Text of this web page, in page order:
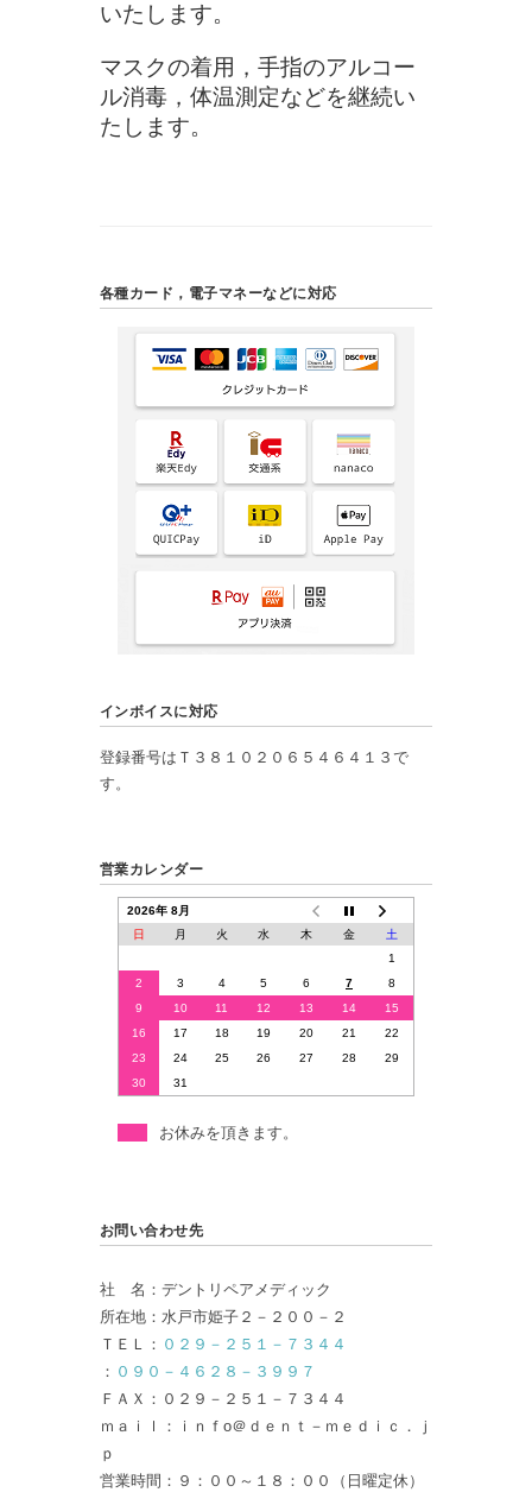
いたします。
マスクの着用，手指のアルコー
ル消毒，体温測定などを継続い
たします。
各種カード，電子マネーなどに対応
インボイスに対応
登録番号はＴ３８１０２０６５４６４１３で
す。
営業カレンダー
2026年 8月
日
月 火 水 木 金
土
1
2
3 4 5 6 7
8
9
10 11 12 13 14
15
16
17 18 19 20 21
22
23
24 25 26 27 28
29
30
31
お休みを頂きます。
お問い合わせ先
社 名：デントリペアメディック
所在地：水戸市姫子２－２００－２
ＴＥＬ： ０２９－２５１－７３４４
： ０９０－４６２８－３９９７
ＦＡＸ：０２９－２５１－７３４４
ｍａｉｌ：ｉｎｆo＠ｄｅｎｔ－ｍｅｄｉｃ．ｊ
ｐ
営業時間：９：００～１８：００（日曜定休）